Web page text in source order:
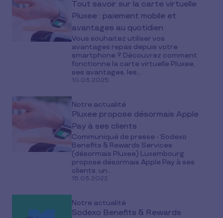
Tout savoir sur la carte virtuelle
Pluxee : paiement mobile et
avantages au quotidien
Vous souhaitez utiliser vos
avantages repas depuis votre
smartphone ? Découvrez comment
fonctionne la carte virtuelle Pluxee,
ses avantages, les...
10.03.2025
Notre actualité
Pluxee propose désormais Apple
Pay à ses clients
Communiqué de presse - Sodexo
Benefits & Rewards Services
(désormais Pluxee) Luxembourg
propose désormais Apple Pay à ses
clients, un...
15.03.2022
Notre actualité
Sodexo Benefits & Rewards